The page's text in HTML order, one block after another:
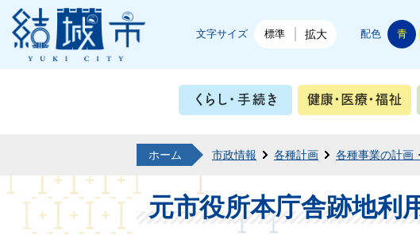
結城市公式ホームページ
文字サイズ 標準 拡大 配色 青
くらし・手続き
ホーム 市政情報 各種計画 各種事業の計画
元市役所本庁舎跡地利